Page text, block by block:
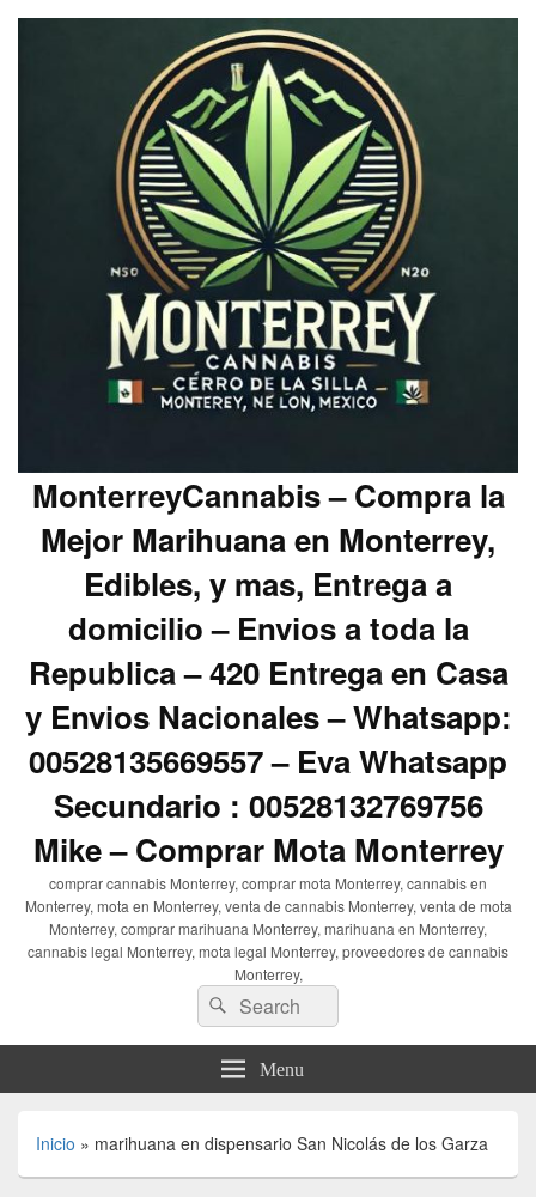
MonterreyCannabis – Compra la
Mejor Marihuana en Monterrey,
Edibles, y mas, Entrega a
domicilio – Envios a toda la
Republica – 420 Entrega en Casa
y Envios Nacionales – Whatsapp:
00528135669557 – Eva Whatsapp
Secundario : 00528132769756
Mike – Comprar Mota Monterrey
comprar cannabis Monterrey, comprar mota Monterrey, cannabis en
Monterrey, mota en Monterrey, venta de cannabis Monterrey, venta de mota
Monterrey, comprar marihuana Monterrey, marihuana en Monterrey,
cannabis legal Monterrey, mota legal Monterrey, proveedores de cannabis
Monterrey,
Search
for:
Search
Menu
Inicio » marihuana en dispensario San Nicolás de los Garza